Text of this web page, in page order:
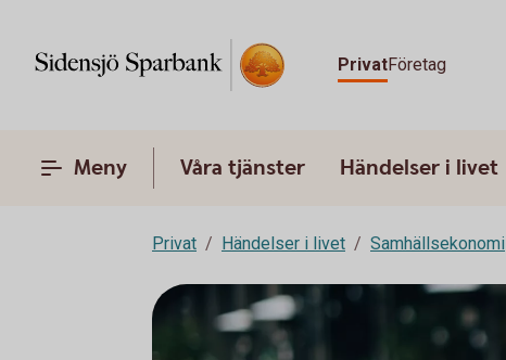
PrivatFöretag
Meny Våra tjänster Händelser i livet
Privat Händelser i livet Samhällsekonomi